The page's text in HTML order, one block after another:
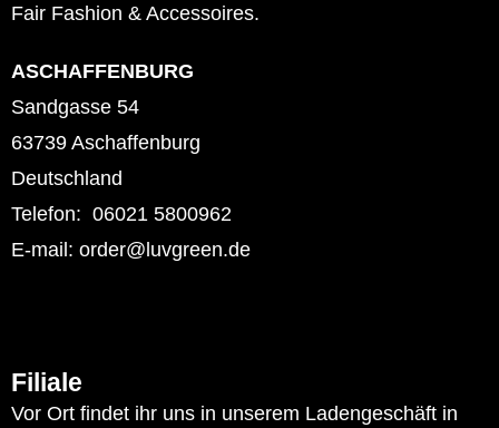
Fair Fashion & Accessoires.
ASCHAFFENBURG
Sandgasse 54
63739 Aschaffenburg
Deutschland
Telefon: 06021 5800962
E-mail: order@luvgreen.de
Filiale
Vor Ort findet ihr uns in unserem Ladengeschäft in